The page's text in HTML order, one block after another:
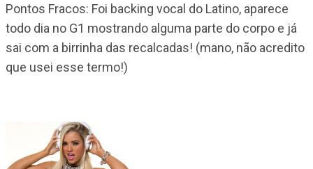
Pontos Fracos: Foi backing vocal do Latino, aparece
todo dia no G1 mostrando alguma parte do corpo e já
sai com a birrinha das recalcadas! (mano, não acredito
que usei esse termo!)